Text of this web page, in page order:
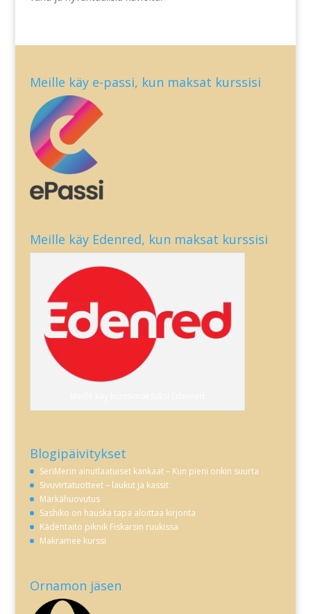
Meille käy e-passi, kun maksat kurssisi
Meille käy Edenred, kun maksat kurssisi
Blogipäivitykset
SeriMerin ainutlaatuiset kankaat – Kun pieni onkin suurta
Sivuvirtatuotteet – laukut ja kassit
Märkähuovutus
Sashiko on hauska tapa aloittaa kirjonta
Kädentaito piknik Fiskarsin ruukissa
Makramee kurssi
Ornamon jäsen